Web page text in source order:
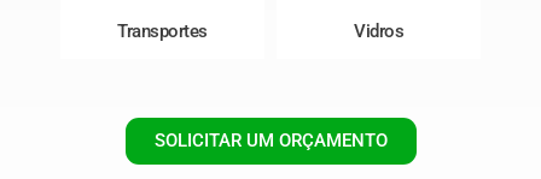
Transportes Vidros
SOLICITAR UM ORÇAMENTO